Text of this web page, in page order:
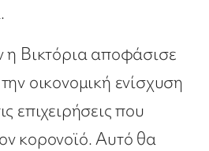
η Βικτόρια αποφάσισε
οικονομική ενίσχυση
επιχειρήσεις που
κορονοϊό. Αυτό θα